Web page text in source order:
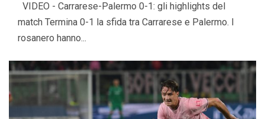
VIDEO - Carrarese-Palermo 0-1: gli highlights del
match Termina 0-1 la sfida tra Carrarese e Palermo. I
rosanero hanno...